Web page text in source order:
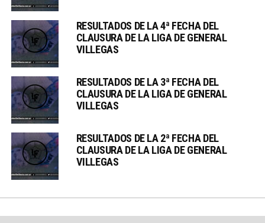
RESULTADOS DE LA 4ª FECHA DEL
CLAUSURA DE LA LIGA DE GENERAL
VILLEGAS
RESULTADOS DE LA 3ª FECHA DEL
CLAUSURA DE LA LIGA DE GENERAL
VILLEGAS
RESULTADOS DE LA 2ª FECHA DEL
CLAUSURA DE LA LIGA DE GENERAL
VILLEGAS